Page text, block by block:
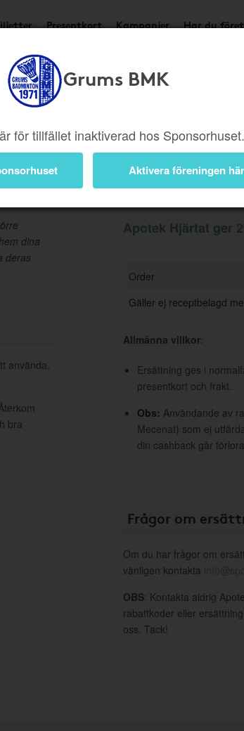
Presentkort Kampanjer Har du
Grums BMK
för tillfället inaktiverad hos Sponsorhuset.
Aktivera föreningen här
Ger 2%
dina
deras
använda,
bra
Information
Apotek Hjärtat ger
Order
Gäller ej receptbelagd
Allmänna villkor:
Ersättning ges i
presentkort och frakt.
Obs: Användande av
Mecenat) som ej
din cashback går
Frågor om
Om du har frågor om
vänligen kontakta
OBS: Kontakta aldrig
rabattkoder eller
oss. Tack!